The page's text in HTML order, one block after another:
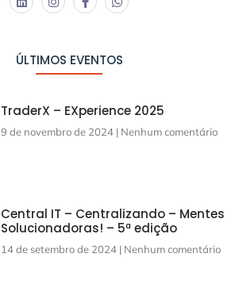
ÚLTIMOS EVENTOS
TraderX – EXperience 2025
9 de novembro de 2024 Nenhum comentário
Central IT – Centralizando – Mentes
Solucionadoras! – 5ª edição
14 de setembro de 2024 Nenhum comentário